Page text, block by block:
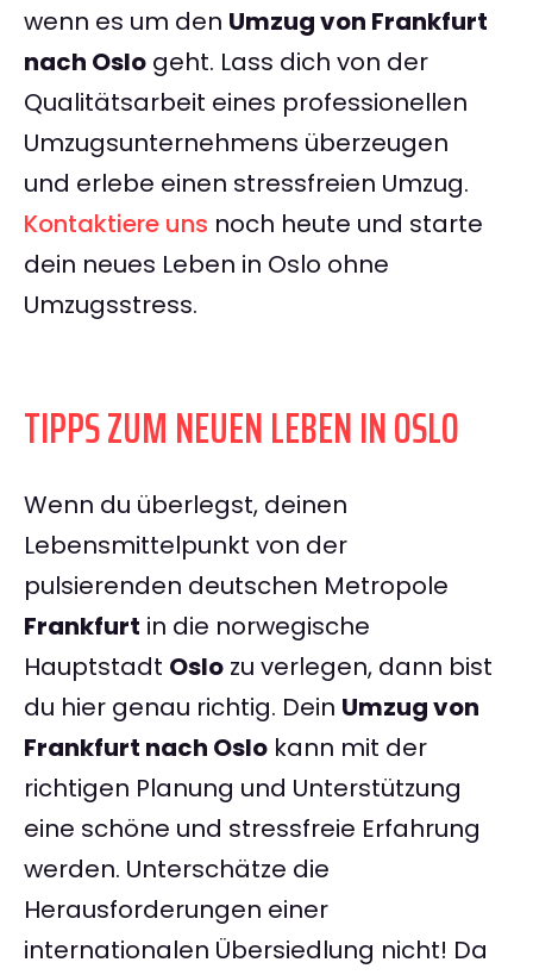
wenn es um den Umzug von Frankfurt
nach Oslo geht. Lass dich von der
Qualitätsarbeit eines professionellen
Umzugsunternehmens überzeugen
und erlebe einen stressfreien Umzug.
Kontaktiere uns noch heute und starte
dein neues Leben in Oslo ohne
Umzugsstress.
TIPPS ZUM NEUEN LEBEN IN OSLO
Wenn du überlegst, deinen
Lebensmittelpunkt von der
pulsierenden deutschen Metropole
Frankfurt in die norwegische
Hauptstadt Oslo zu verlegen, dann bist
du hier genau richtig. Dein Umzug von
Frankfurt nach Oslo kann mit der
richtigen Planung und Unterstützung
eine schöne und stressfreie Erfahrung
werden. Unterschätze die
Herausforderungen einer
internationalen Übersiedlung nicht! Da